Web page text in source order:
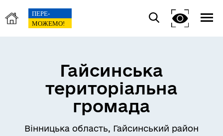
Гайсинська
територіальна
громада
Вінницька область, Гайсинський район